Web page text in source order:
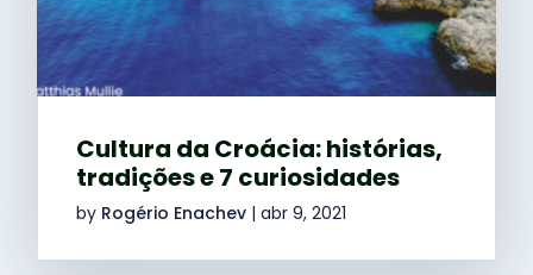
Cultura da Croácia: histórias,
tradições e 7 curiosidades
by Rogério Enachev |abr 9, 2021